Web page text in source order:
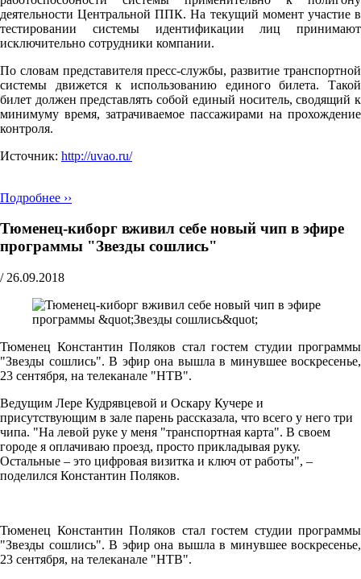
деятельности Центральной ППК. На текущий момент участие в
тестировании системы идентификации лиц принимают
исключительно сотрудники компании.
По словам представителя пресс-службы, развитие транспортной
системы движется к использованию единого билета. Такой
билет должен представлять собой единый носитель, сводящий к
минимуму время, затрачиваемое пассажирами на прохождение
контроля.
Источник: http://uvao.ru/
Подробнее ››
Тюменец-киборг вживил себе новый чип в эфире
программы "Звезды сошлись"
/ 26.09.2018
Тюменец Константин Поляков стал гостем студии программы
"Звезды сошлись". В эфир она вышла в минувшее воскресенье,
23 сентября, на телеканале "НТВ".
Ведущим Лере Кудрявцевой и Оскару Кучере и
присутствующим в зале парень рассказала, что всего у него три
чипа. "На левой руке у меня "транспортная карта". В своем
городе я оплачиваю проезд, просто прикладывая руку.
Остальные – это цифровая визитка и ключ от работы", –
поделился Константин Поляков.
Тюменец Константин Поляков стал гостем студии программы
"Звезды сошлись". В эфир она вышла в минувшее воскресенье,
23 сентября, на телеканале "НТВ".